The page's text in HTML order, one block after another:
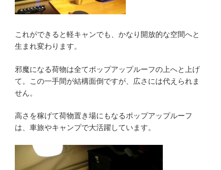
これができると軽キャンでも、かなり開放的な空間へと
生まれ変わります。
邪魔になる荷物は全てポップアップルーフの上へと上げ
て。この一手間が結構面倒ですが、広さには代えられま
せん。
高さを稼げて荷物置き場にもなるポップアップルーフ
は、車旅やキャンプで大活躍しています。